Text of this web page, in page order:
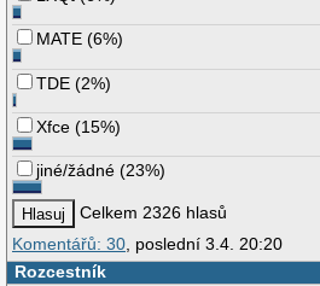
MATE (6%)
TDE (2%)
Xfce (15%)
jiné/žádné (23%)
Celkem 2326 hlasů
Komentářů: 30 , poslední 3.4. 20:20
Rozcestník